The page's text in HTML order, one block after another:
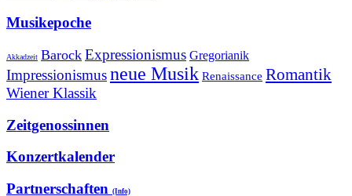
Musikepoche
Akkadzeit Barock Expressionismus Gregorianik
Impressionismusneue Musik Renaissance Romantik
Wiener Klassik
Zeitgenossinnen
Konzertkalender
Partnerschaften (Info)